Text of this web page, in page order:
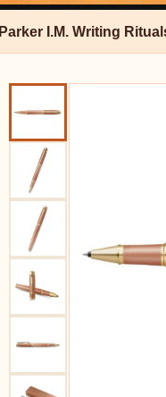
Parker I.M. Writing